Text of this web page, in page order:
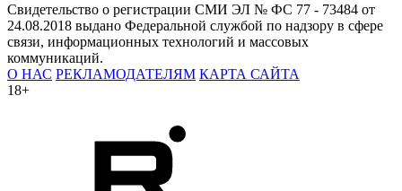
Свидетельство о регистрации СМИ ЭЛ № ФС 77 - 73484 от
24.08.2018 выдано Федеральной службой по надзору в сфере
связи, информационных технологий и массовых
коммуникаций.
О НАС РЕКЛАМОДАТЕЛЯМ КАРТА САЙТА
18+